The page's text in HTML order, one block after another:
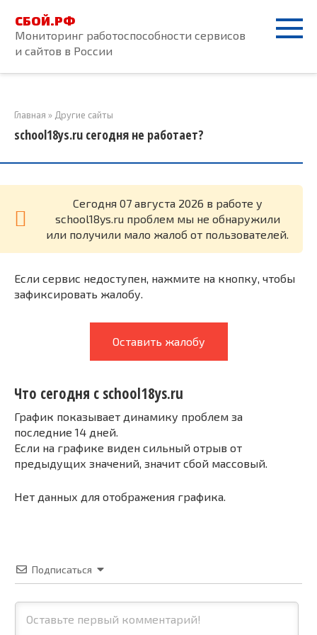
контенту
СБОЙ.РФ
Мониторинг работоспособности сервисов
и сайтов в России
Главная » Другие сайты
school18ys.ru сегодня не работает?
Cегодня 07 августа 2026 в работе у
school18ys.ru проблем мы не обнаружили
или получили мало жалоб от пользователей.
Если сервис недоступен, нажмите на кнопку, чтобы
зафиксировать жалобу.
Оставить жалобу
Что сегодня с school18ys.ru
График показывает динамику проблем за
последние 14 дней.
Если на графике виден сильный отрыв от
предыдущих значений, значит сбой массовый.
Нет данных для отображения графика.
Подписаться